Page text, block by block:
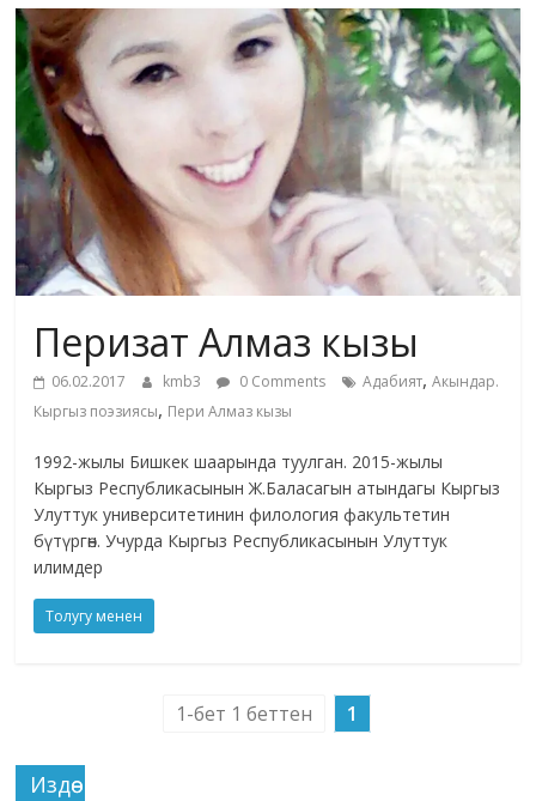
маданияты
жана
адабияты
Перизат Алмаз кызы
06.02.2017 kmb3 0 Comments Адабият,Акындар.
Кыргыз поэзиясы, Пери Алмаз кызы
1992-жылы Бишкек шаарында туулган. 2015-жылы
Кыргыз Республикасынын Ж.Баласагын атындагы Кыргыз
Улуттук университетинин филология факультетин
бүтүргөн. Учурда Кыргыз Республикасынын Улуттук
илимдер
Толугу менен
1-бет 1 беттен 1
Издөө